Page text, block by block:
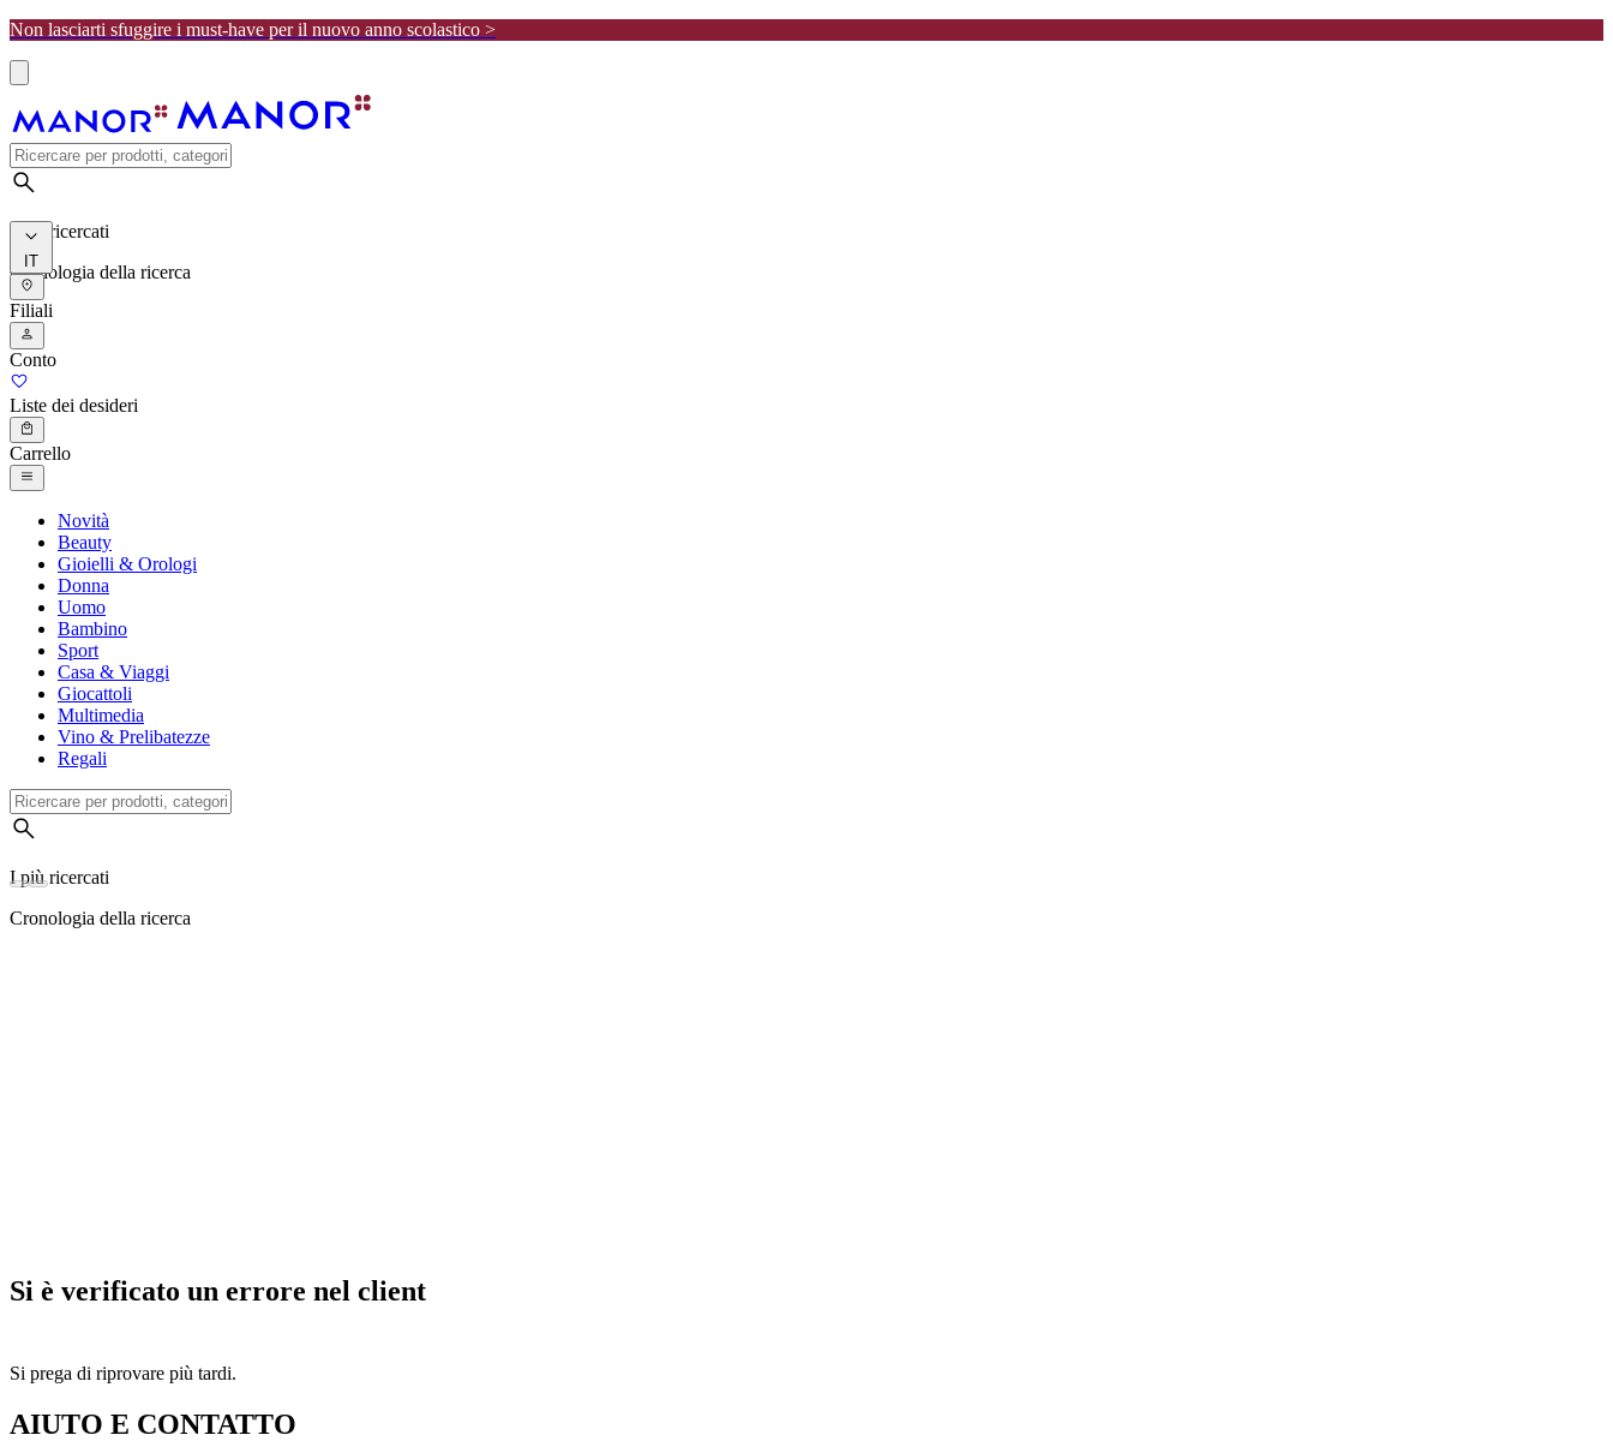
Non lasciarti sfuggire i must-have per il nuovo anno scolastico >
I più ricercati
Cronologia della ricerca
IT
Filiali
Conto
Liste dei desideri
Carrello
Novità
Beauty
Gioielli & Orologi
Donna
Uomo
Bambino
Sport
Casa & Viaggi
Giocattoli
Multimedia
Vino & Prelibatezze
Regali
I più ricercati
Cronologia della ricerca
Si è verificato un errore nel client
Si prega di riprovare più tardi.
AIUTO E CONTATTO